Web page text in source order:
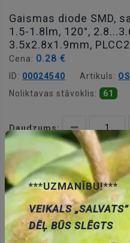
Gaismas diode SMD,
1.5-1.8lm, 120°,
3.5x2.8x1.9mm, PLCC2
Cena: 0.28 €
ID: 00024540 Artikuls:
Noliktavas stāvoklis:
61
Daudzums:
Pievienot grozam
***UZMANĪBU!***
VEIKALS
DĒĻ BŪS SLĒGTS